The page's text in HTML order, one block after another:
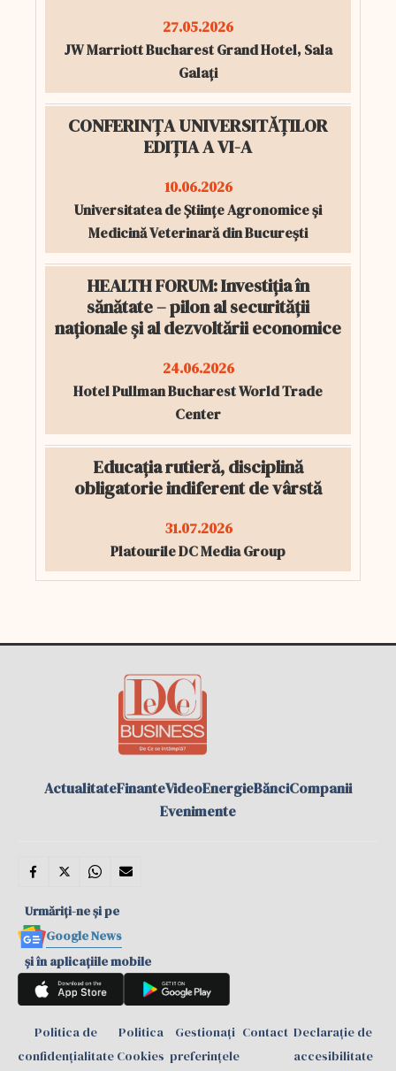
27.05.2026
JW Marriott Bucharest Grand Hotel, Sala
Galați
CONFERINȚA UNIVERSITĂȚILOR
EDIȚIA A VI-A
10.06.2026
Universitatea de Științe Agronomice și
Medicină Veterinară din București
HEALTH FORUM: Investiția în
sănătate – pilon al securității
naționale și al dezvoltării economice
24.06.2026
Hotel Pullman Bucharest World Trade
Center
Educația rutieră, disciplină
obligatorie indiferent de vârstă
31.07.2026
Platourile DC Media Group
ActualitateFinanteVideoEnergieBănciCompanii
Evenimente
Urmăriți-ne și pe
Google News
și în aplicațiile mobile
Politica de
confidențialitate
Politica
Cookies
Gestionați
preferințele
Contact Declarație de
accesibilitate